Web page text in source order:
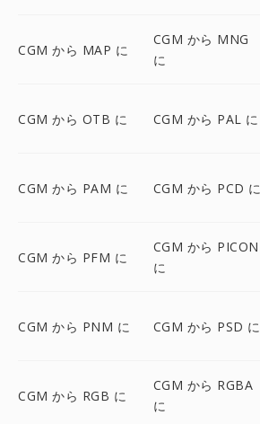
CGM から MAP に
CGM から MNG
に
CGM から OTB に CGM から PAL に
CGM から PAM に CGM から PCD に
CGM から PFM に
CGM から PICON
に
CGM から PNM に CGM から PSD に
CGM から RGB に
CGM から RGBA
に